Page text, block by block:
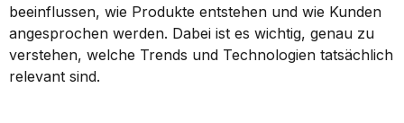
beeinflussen, wie Produkte entstehen und wie Kunden
angesprochen werden. Dabei ist es wichtig, genau zu
verstehen, welche Trends und Technologien tatsächlich
relevant sind.